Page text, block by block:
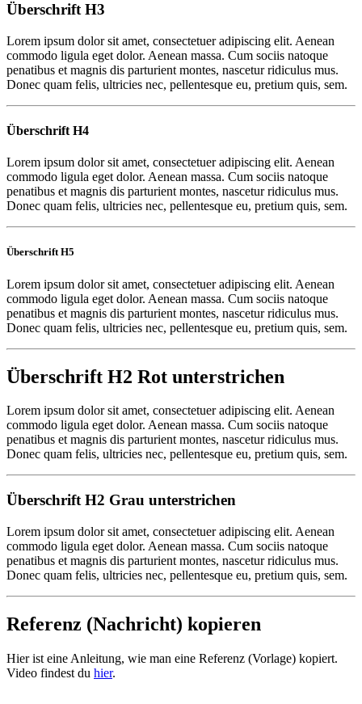
Überschrift H3
Lorem ipsum dolor sit amet, consectetuer adipiscing elit. Aenean
commodo ligula eget dolor. Aenean massa. Cum sociis natoque
penatibus et magnis dis parturient montes, nascetur ridiculus mus.
Donec quam felis, ultricies nec, pellentesque eu, pretium quis, sem.
Überschrift H4
Lorem ipsum dolor sit amet, consectetuer adipiscing elit. Aenean
commodo ligula eget dolor. Aenean massa. Cum sociis natoque
penatibus et magnis dis parturient montes, nascetur ridiculus mus.
Donec quam felis, ultricies nec, pellentesque eu, pretium quis, sem.
Überschrift H5
Lorem ipsum dolor sit amet, consectetuer adipiscing elit. Aenean
commodo ligula eget dolor. Aenean massa. Cum sociis natoque
penatibus et magnis dis parturient montes, nascetur ridiculus mus.
Donec quam felis, ultricies nec, pellentesque eu, pretium quis, sem.
Überschrift H2 Rot unterstrichen
Lorem ipsum dolor sit amet, consectetuer adipiscing elit. Aenean
commodo ligula eget dolor. Aenean massa. Cum sociis natoque
penatibus et magnis dis parturient montes, nascetur ridiculus mus.
Donec quam felis, ultricies nec, pellentesque eu, pretium quis, sem.
Überschrift H2 Grau unterstrichen
Lorem ipsum dolor sit amet, consectetuer adipiscing elit. Aenean
commodo ligula eget dolor. Aenean massa. Cum sociis natoque
penatibus et magnis dis parturient montes, nascetur ridiculus mus.
Donec quam felis, ultricies nec, pellentesque eu, pretium quis, sem.
Referenz (Nachricht) kopieren
Hier ist eine Anleitung, wie man eine Referenz (Vorlage) kopiert.
Video findest du hier.